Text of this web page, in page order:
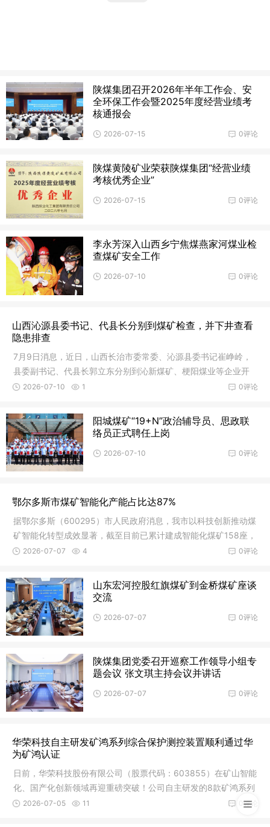
陕煤集团召开2026年半年工作会、安
全环保工作会暨2025年度经营业绩考
核通报会
0评论
2026-07-15
陕煤黄陵矿业荣获陕煤集团“经营业绩
考核优秀企业”
0评论
2026-07-15
李永芳深入山西乡宁焦煤燕家河煤业检
查煤矿安全工作
0评论
2026-07-10
山西沁源县委书记、代县长分别到煤矿检查，并下井查看
隐患排查
7月9日消息，近日，山西长治市委常委、沁源县委书记崔峥岭，
县委副书记、代县长郭立东分别到沁新煤矿、梗阳煤业等企业开
展安全生
0评论
2026-07-10 1
阳城煤矿“19+N”政治辅导员、思政联
络员正式聘任上岗
0评论
2026-07-10
鄂尔多斯市煤矿智能化产能占比达87%
据鄂尔多斯（600295）市人民政府消息，我市以科技创新推动煤
矿智能化转型成效显著，截至目前已累计建成智能化煤矿158座，
智能化
0评论
2026-07-07 4
山东宏河控股红旗煤矿到金桥煤矿座谈
交流
0评论
2026-07-07
陕煤集团党委召开巡察工作领导小组专
题会议 张文琪主持会议并讲话
0评论
2026-07-07
华荣科技自主研发矿鸿系列综合保护测控装置顺利通过华
为矿鸿认证
日前，华荣科技股份有限公司（股票代码：603855）在矿山智能
化、国产化创新领域再迎重磅突破！公司自主研发的8款矿鸿系列
综合保
0评论
2026-07-05 11